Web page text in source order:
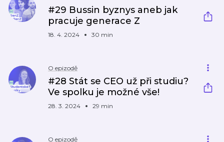
#29 Bussin byznys aneb jak
pracuje generace Z
18. 4. 2024 30 min
O epizodě
#28 Stát se CEO už při studiu?
Ve spolku je možné vše!
28. 3. 2024 29 min
O epizodě